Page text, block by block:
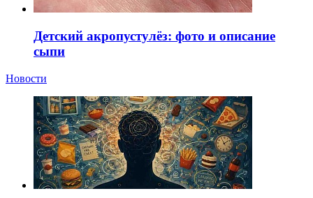
Детский акропустулёз: фото и описание
сыпи
Новости